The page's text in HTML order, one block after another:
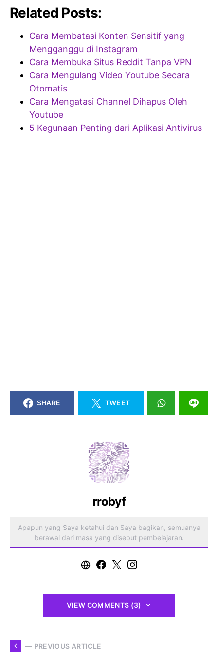
Related Posts:
Cara Membatasi Konten Sensitif yang
Mengganggu di Instagram
Cara Membuka Situs Reddit Tanpa VPN
Cara Mengulang Video Youtube Secara
Otomatis
Cara Mengatasi Channel Dihapus Oleh
Youtube
5 Kegunaan Penting dari Aplikasi Antivirus
SHARE TWEET
rrobyf
Apapun yang Saya ketahui dan Saya bagikan, semuanya
berawal dari masa yang disebut pembelajaran.
VIEW COMMENTS (3)
— PREVIOUS ARTICLE